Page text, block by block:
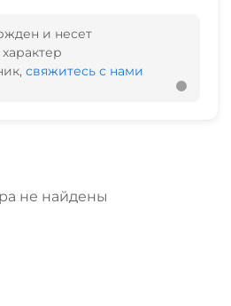
и несет
свяжитесь с нами
не найдены